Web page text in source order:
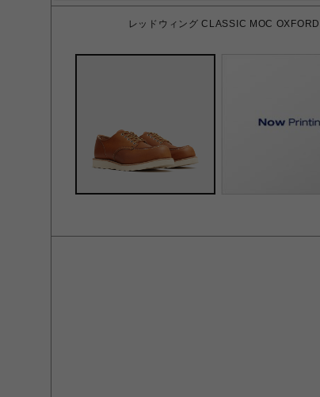
レッドウィング CLASSIC MOC